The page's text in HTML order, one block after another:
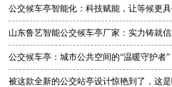
公交候车亭智能化：科技赋能，让等候更
山东鲁艺智能公交候车亭厂家：实力铸就
程
公交候车亭：城市公共空间的“温暖守护者”
被这款全新的公交站亭设计惊艳到了，这